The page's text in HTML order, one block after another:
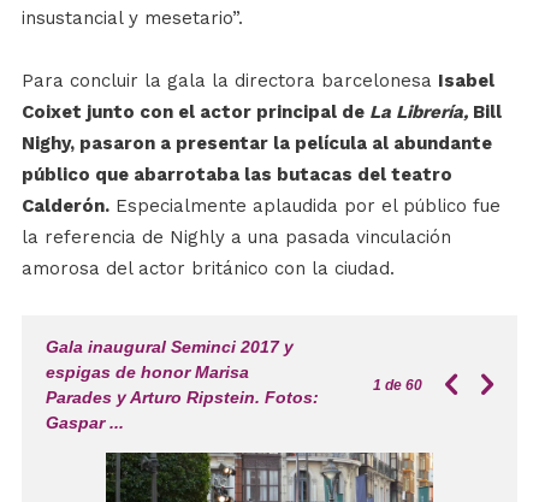
insustancial y mesetario”.
Para concluir la gala la directora barcelonesa Isabel
Coixet junto con el actor principal de La Librería,Bill
Nighy, pasaron a presentar la película al abundante
público que abarrotaba las butacas del teatro
Calderón.Especialmente aplaudida por el público fue
la referencia de Nighly a una pasada vinculación
amorosa del actor británico con la ciudad.
Gala inaugural Seminci 2017 y
espigas de honor Marisa
Parades y Arturo Ripstein. Fotos:
Gaspar ...
1 de 60